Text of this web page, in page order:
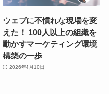
ウェブに不慣れな現場を変
えた！ 100人以上の組織を
動かすマーケティング環境
構築の一歩
2026年4月10日